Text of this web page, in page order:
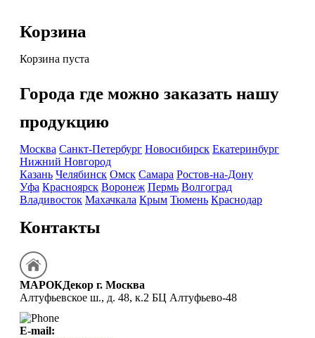
Корзина
Корзина пуста
Города где можно заказать нашу
продукцию
Москва Санкт-Петербург Новосибирск Екатеринбург
Нижний Новгород
Казань Челябинск Омск Самара Ростов-на-Дону
Уфа Красноярск Воронеж Пермь Волгоград
Владивосток Махачкала Крым Тюмень Краснодар
Контакты
МАРОКДекор г. Москва
Алтуфьевское ш., д. 48, к.2 БЦ Алтуфьево-48
E-mail: